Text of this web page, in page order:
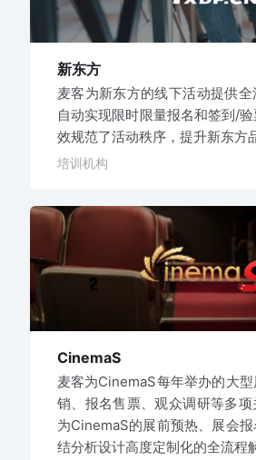
新东方
麦客为新东方的线下活动提供全
自动实现限时限量报名和签到/
效规范了活动秩序，提升新东方
培训机构
CinemaS
麦客为CinemaS每年举办的大
销、报名售票、观众调研等多项
为CinemaS的展前预热、展会
结分析设计高度定制化的全流程